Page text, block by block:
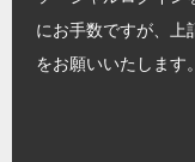
にお手数ですが、上
をお願いいたします。